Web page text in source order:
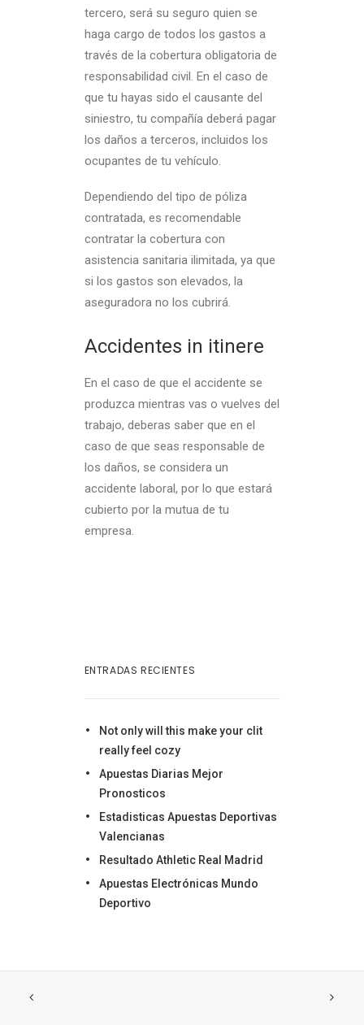
tercero, será su seguro quien se
haga cargo de todos los gastos a
través de la cobertura obligatoria de
responsabilidad civil. En el caso de
que tu hayas sido el causante del
siniestro, tu compañía deberá pagar
los daños a terceros, incluidos los
ocupantes de tu vehículo.
Dependiendo del tipo de póliza
contratada, es recomendable
contratar la cobertura con
asistencia sanitaria ilimitada, ya que
si los gastos son elevados, la
aseguradora no los cubrirá.
Accidentes in itinere
En el caso de que el accidente se
produzca mientras vas o vuelves del
trabajo, deberas saber que en el
caso de que seas responsable de
los daños, se considera un
accidente laboral, por lo que estará
cubierto por la mutua de tu
empresa.
ENTRADAS RECIENTES
Not only will this make your clit
really feel cozy
Apuestas Diarias Mejor
Pronosticos
Estadisticas Apuestas Deportivas
Valencianas
Resultado Athletic Real Madrid
Apuestas Electrónicas Mundo
Deportivo